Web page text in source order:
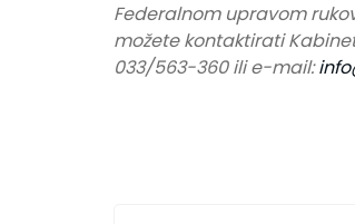
Federalnom upravom
možete kontaktirati
033/563-360 ili e-mail: